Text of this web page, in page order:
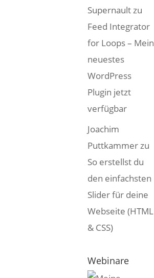
Supernaultzu
Feed Integrator
for Loops – Mein
neuestes
WordPress
Plugin jetzt
verfügbar
Joachim
Puttkammerzu
So erstellst du
den einfachsten
Slider für deine
Webseite (HTML
& CSS)
Webinare